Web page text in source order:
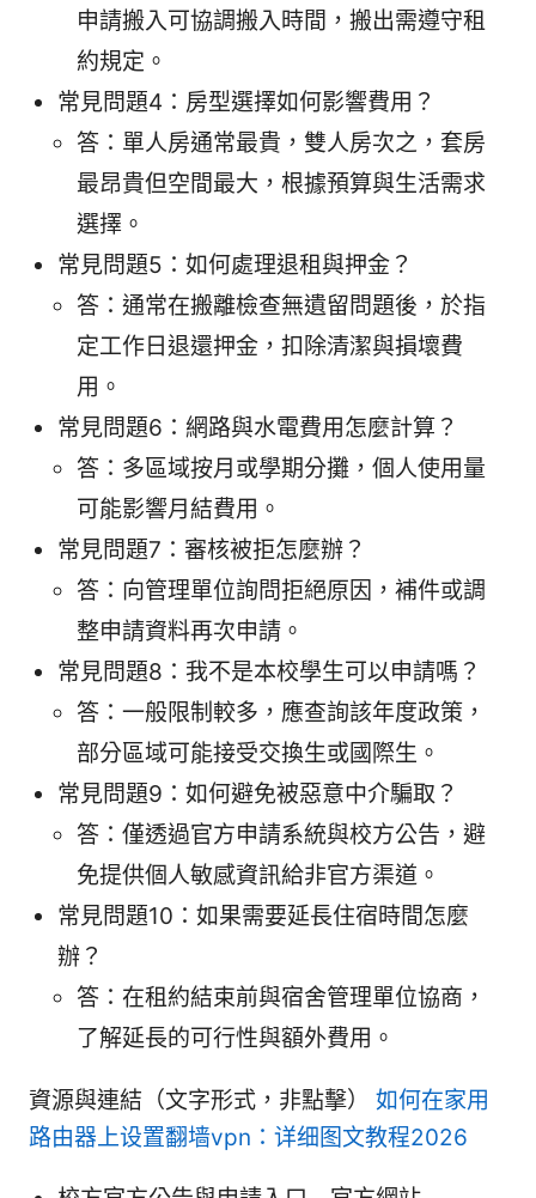
申請搬入可協調搬入時間，搬出需遵守租
約規定。
常見問題4：房型選擇如何影響費用？
答：單人房通常最貴，雙人房次之，套房
最昂貴但空間最大，根據預算與生活需求
選擇。
常見問題5：如何處理退租與押金？
答：通常在搬離檢查無遺留問題後，於指
定工作日退還押金，扣除清潔與損壞費
用。
常見問題6：網路與水電費用怎麼計算？
答：多區域按月或學期分攤，個人使用量
可能影響月結費用。
常見問題7：審核被拒怎麼辦？
答：向管理單位詢問拒絕原因，補件或調
整申請資料再次申請。
常見問題8：我不是本校學生可以申請嗎？
答：一般限制較多，應查詢該年度政策，
部分區域可能接受交換生或國際生。
常見問題9：如何避免被惡意中介騙取？
答：僅透過官方申請系統與校方公告，避
免提供個人敏感資訊給非官方渠道。
常見問題10：如果需要延長住宿時間怎麼
辦？
答：在租約結束前與宿舍管理單位協商，
了解延長的可行性與額外費用。
資源與連結（文字形式，非點擊） 如何在家用
路由器上设置翻墙vpn：详细图文教程2026